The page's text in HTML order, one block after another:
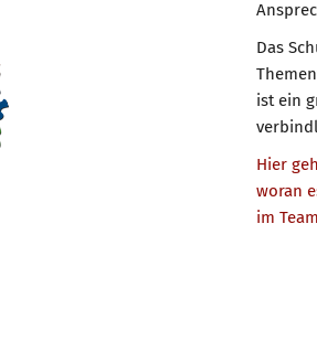
Das
ist ein
Hier
woran
im